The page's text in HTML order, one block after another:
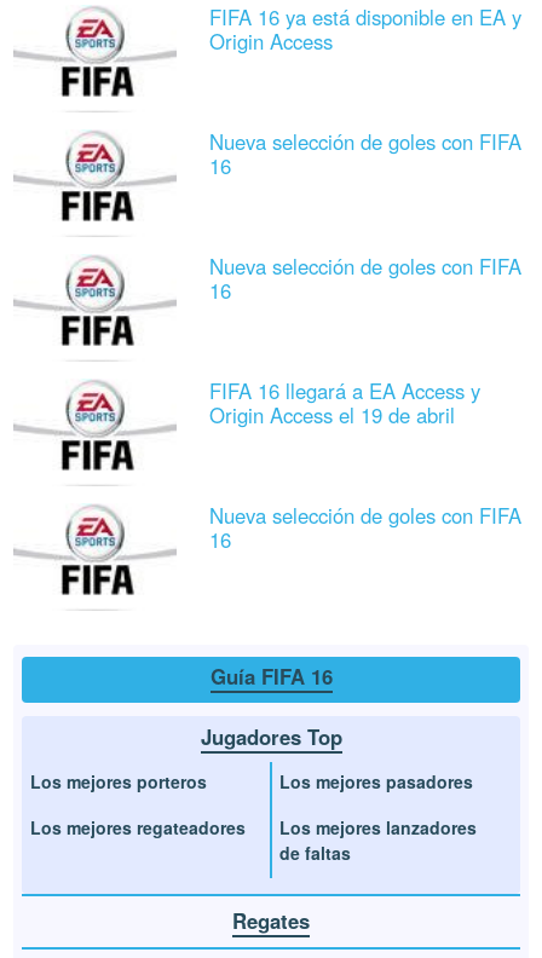
FIFA 16 ya está disponible en EA y
Origin Access
Nueva selección de goles con FIFA
16
Nueva selección de goles con FIFA
16
FIFA 16 llegará a EA Access y
Origin Access el 19 de abril
Nueva selección de goles con FIFA
16
Guía FIFA 16
Jugadores Top
Los mejores porteros
Los mejores regateadores
Los mejores pasadores
Los mejores lanzadores
de faltas
Regates